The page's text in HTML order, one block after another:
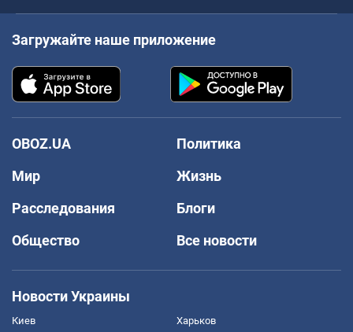
Загружайте наше приложение
OBOZ.UA
Политика
Мир
Жизнь
Расследования
Блоги
Общество
Все новости
Новости Украины
Киев Харьков